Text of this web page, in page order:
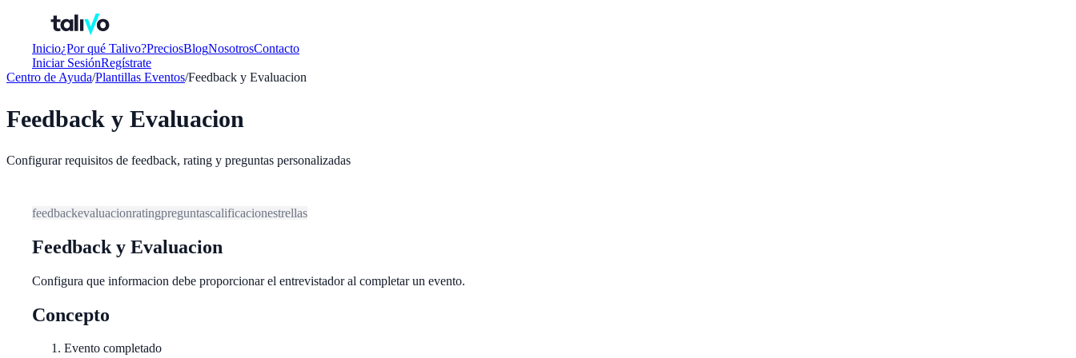
Inicio¿Por qué Talivo?PreciosBlogNosotrosContacto
Iniciar SesiónRegístrate
Centro de Ayuda/Plantillas Eventos/Feedback y Evaluacion
Feedback y Evaluacion
Configurar requisitos de feedback, rating y preguntas personalizadas
feedbackevaluacionratingpreguntascalificacionestrellas
Feedback y Evaluacion
Configura que informacion debe proporcionar el entrevistador al completar un evento.
Concepto
Evento completado